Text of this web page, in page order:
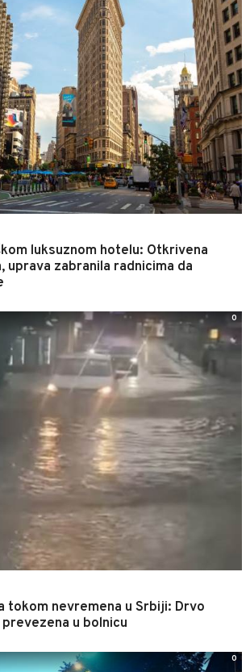
luksuznom hotelu: Otkrivena
uprava zabranila radnicima da
tokom nevremena u Srbiji: Drvo
u bolnicu
0
0